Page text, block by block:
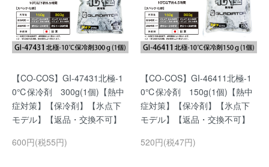
【CO-COS】GI-47431北極-1
0℃保冷剤 300g(1個)【熱中
症対策】【保冷剤】【氷点下
モデル】【返品・交換不可】
600円(税55円)
【CO-COS】GI-46411北極-1
0℃保冷剤 150g(1個)【熱中
症対策】【保冷剤】【氷点下
モデル】【返品・交換不可】
520円(税47円)